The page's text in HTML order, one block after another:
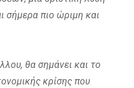
σήμερα πιο ώριμη και
θα σημάνει και το
κρίσης που